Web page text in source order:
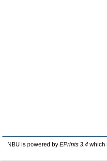
NBU is powered by EPrints 3.4 which